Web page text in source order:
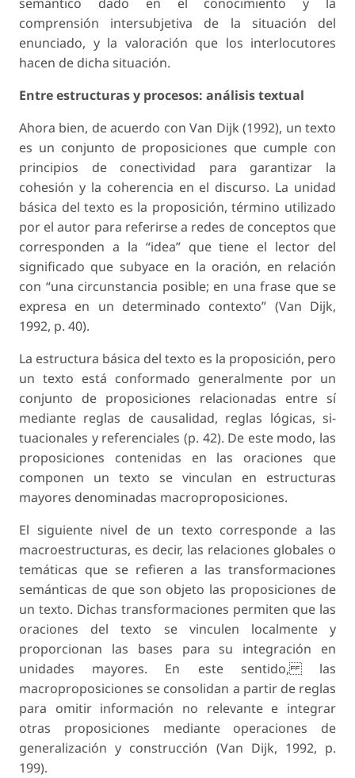
semántico dado en el conocimiento y la
comprensión intersubjetiva de la situación del
enunciado, y la valoración que los interlocutores
hacen de dicha situación.
Entre estructuras y procesos: análisis textual
Ahora bien, de acuerdo con Van Dijk (1992), un texto
es un conjunto de proposiciones que cumple con
principios de conectividad para garantizar la
cohesión y la coherencia en el discurso. La unidad
básica del texto es la proposición, término utilizado
por el autor para referirse a redes de conceptos que
corresponden a la “idea” que tiene el lector del
significado que subyace en la oración, en relación
con “una circunstancia posible; en una frase que se
expresa en un determinado contexto” (Van Dijk,
1992, p. 40).
La estructura básica del texto es la proposición, pero
un texto está conformado generalmente por un
conjunto de proposiciones relacionadas entre sí
mediante reglas de causalidad, reglas lógicas, si-
tuacionales y referenciales (p. 42). De este modo, las
proposiciones contenidas en las oraciones que
componen un texto se vinculan en estructuras
mayores denominadas macroproposiciones.
El siguiente nivel de un texto corresponde a las
macroestructuras, es decir, las relaciones globales o
temáticas que se refieren a las transformaciones
semánticas de que son objeto las proposiciones de
un texto. Dichas transformaciones permiten que las
oraciones del texto se vinculen localmente y
proporcionan las bases para su integración en
unidades mayores. En este sentido, las
macroproposiciones se consolidan a partir de reglas
para omitir información no relevante e integrar
otras proposiciones mediante operaciones de
generalización y construcción (Van Dijk, 1992, p.
199).